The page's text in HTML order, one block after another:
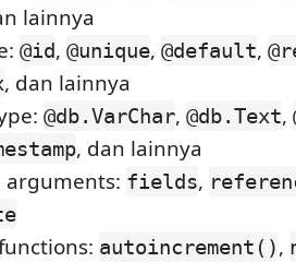
lainnya
@id, @unique, @default,
, dan lainnya
@db.VarChar, @db.Text,
, dan lainnya
arguments: fields,
autoincrement(),